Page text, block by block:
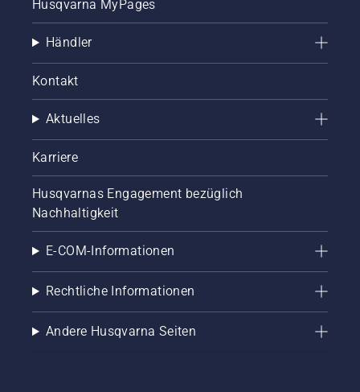
Husqvarna MyPages
Händler
Kontakt
Aktuelles
Karriere
Husqvarnas Engagement bezüglich
Nachhaltigkeit
E-COM-Informationen
Rechtliche Informationen
Andere Husqvarna Seiten